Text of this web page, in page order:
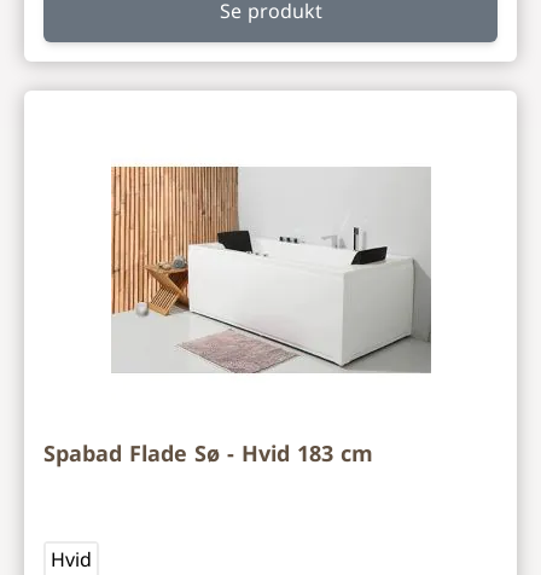
Se produkt
Spabad Flade Sø - Hvid 183 cm
Hvid